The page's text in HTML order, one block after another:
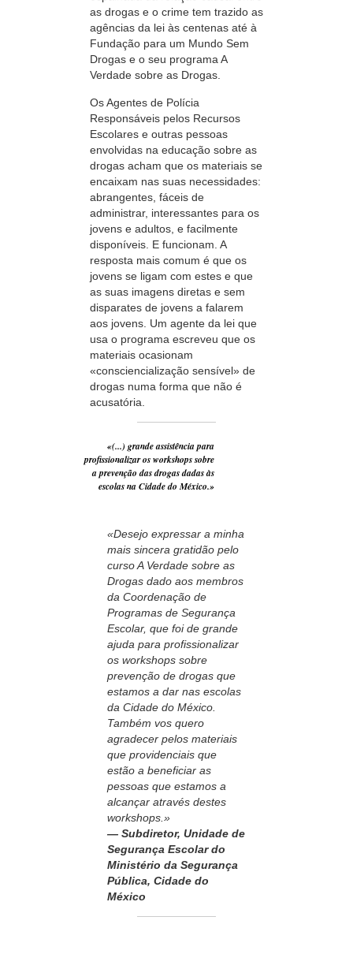
as drogas e o crime tem trazido as
agências da lei às centenas até à
Fundação para um Mundo Sem
Drogas e o seu programa A
Verdade sobre as Drogas.
Os Agentes de Polícia
Responsáveis pelos Recursos
Escolares e outras pessoas
envolvidas na educação sobre as
drogas acham que os materiais se
encaixam nas suas necessidades:
abrangentes, fáceis de
administrar, interessantes para os
jovens e adultos, e facilmente
disponíveis. E funcionam. A
resposta mais comum é que os
jovens se ligam com estes e que
as suas imagens diretas e sem
disparates de jovens a falarem
aos jovens. Um agente da lei que
usa o programa escreveu que os
materiais ocasionam
«consciencialização sensível» de
drogas numa forma que não é
acusatória.
«(...) grande assistência para
profissionalizar os workshops sobre
a prevenção das drogas dadas às
escolas na Cidade do México.»
«Desejo expressar a minha
mais sincera gratidão pelo
curso A Verdade sobre as
Drogas dado aos membros
da Coordenação de
Programas de Segurança
Escolar, que foi de grande
ajuda para profissionalizar
os workshops sobre
prevenção de drogas que
estamos a dar nas escolas
da Cidade do México.
Também vos quero
agradecer pelos materiais
que providenciais que
estão a beneficiar as
pessoas que estamos a
alcançar através destes
workshops.»
— Subdiretor, Unidade de
Segurança Escolar do
Ministério da Segurança
Pública, Cidade do
México